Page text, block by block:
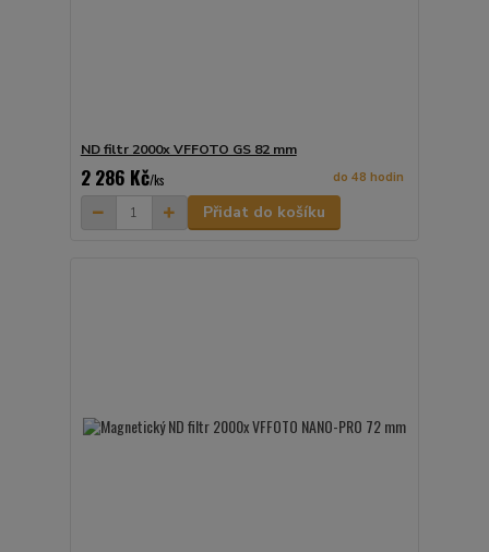
ND filtr 2000x VFFOTO GS 82 mm
2 286 Kč/ks do 48 hodin
Přidat do košíku